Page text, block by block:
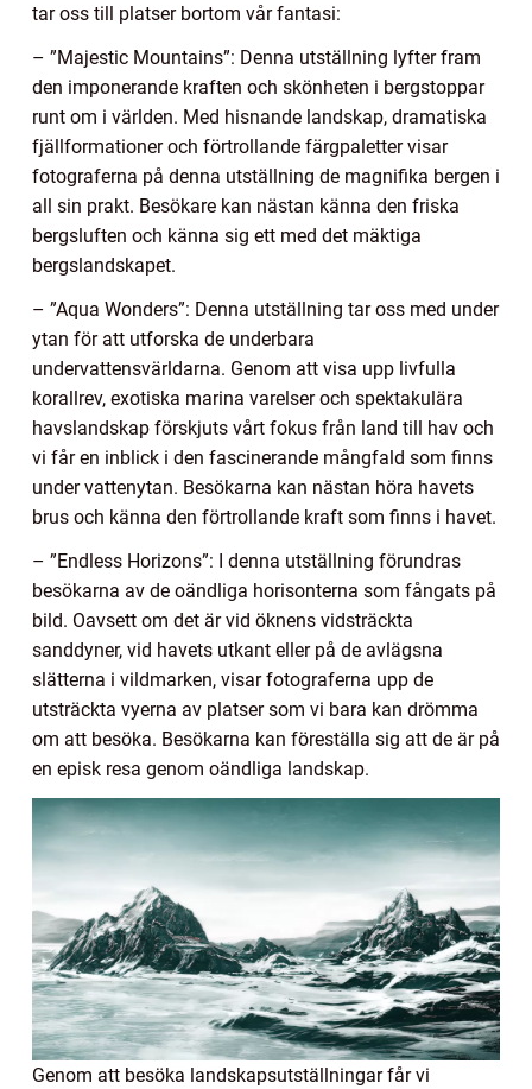
tar oss till platser bortom vår fantasi:
– ”Majestic Mountains”: Denna utställning lyfter fram
den imponerande kraften och skönheten i bergstoppar
runt om i världen. Med hisnande landskap, dramatiska
fjällformationer och förtrollande färgpaletter visar
fotograferna på denna utställning de magnifika bergen i
all sin prakt. Besökare kan nästan känna den friska
bergsluften och känna sig ett med det mäktiga
bergslandskapet.
– ”Aqua Wonders”: Denna utställning tar oss med under
ytan för att utforska de underbara
undervattensvärldarna. Genom att visa upp livfulla
korallrev, exotiska marina varelser och spektakulära
havslandskap förskjuts vårt fokus från land till hav och
vi får en inblick i den fascinerande mångfald som finns
under vattenytan. Besökarna kan nästan höra havets
brus och känna den förtrollande kraft som finns i havet.
– ”Endless Horizons”: I denna utställning förundras
besökarna av de oändliga horisonterna som fångats på
bild. Oavsett om det är vid öknens vidsträckta
sanddyner, vid havets utkant eller på de avlägsna
slätterna i vildmarken, visar fotograferna upp de
utsträckta vyerna av platser som vi bara kan drömma
om att besöka. Besökarna kan föreställa sig att de är på
en episk resa genom oändliga landskap.
Genom att besöka landskapsutställningar får vi